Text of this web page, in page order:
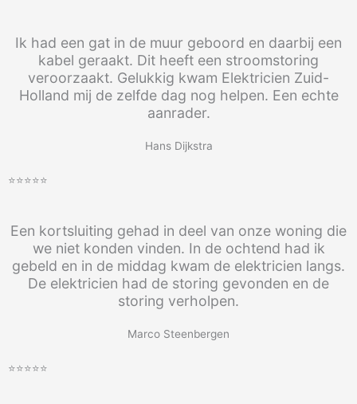
Ik had een gat in de muur geboord en daarbij een
kabel geraakt. Dit heeft een stroomstoring
veroorzaakt. Gelukkig kwam Elektricien Zuid-
Holland mij de zelfde dag nog helpen. Een echte
aanrader.
Hans Dijkstra
⭐⭐⭐⭐⭐
Een kortsluiting gehad in deel van onze woning die
we niet konden vinden. In de ochtend had ik
gebeld en in de middag kwam de elektricien langs.
De elektricien had de storing gevonden en de
storing verholpen.
Marco Steenbergen
⭐⭐⭐⭐⭐